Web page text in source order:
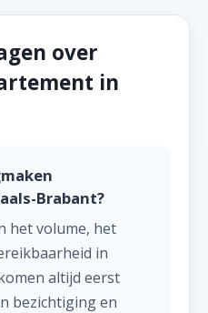
over
in
Brabant?
het volume, het
in
altijd eerst
bezichtiging en